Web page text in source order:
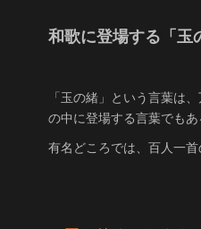
和歌に登場する「玉
「玉の緒」という言葉は
の中に登場する言葉でもあ
有名どころでは、百人一首